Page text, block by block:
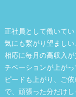
正社員として働いて
気にも繋がり望まし
相応に毎月の高収入
チベーションが上が
ピードも上がり、ご
で、頑張った分だけ